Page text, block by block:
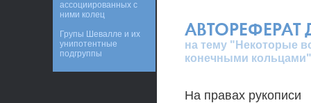
АВТОРЕФЕРАТ
на тему "Некоторые
конечными кольцами"
На правах рукописи
ассоциированных с
ними колец
Групы Шевалле и их
унипотентные
подгруппы